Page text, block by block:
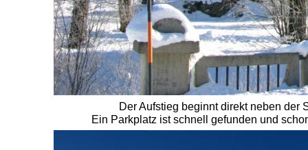
Der Aufstieg beginnt direkt neben der
Ein Parkplatz ist schnell gefunden und